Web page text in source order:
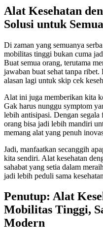
Alat Kesehatan
Solusi untuk
Di zaman yang semuanya
mobilitas tinggi bukan cuma
Buat semua orang, terutama
jawaban buat sehat tanpa
alasan lagi untuk skip cek
Alat ini juga memberikan kita
Gak harus nunggu symptom
lebih antisipasi. Dengan
orang bisa jadi lebih mandiri
memang alat yang penuh
Jadi, manfaatkan secanggih
kita sendiri. Alat kesehatan
sahabat yang setia dalam
jadi lebih peduli sama
Penutup: Alat
Mobilitas Tinggi,
Modern